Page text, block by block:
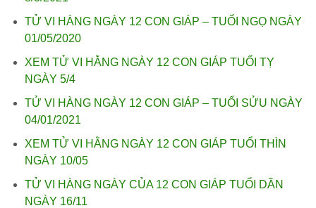
TỬ VI HÀNG NGÀY 12 CON GIÁP – TUỔI NGỌ NGÀY
01/05/2020
XEM TỬ VI HẰNG NGÀY 12 CON GIÁP TUỔI TỴ
NGÀY 5/4
TỬ VI HÀNG NGÀY 12 CON GIÁP – TUỔI SỬU NGÀY
04/01/2021
XEM TỬ VI HẰNG NGÀY 12 CON GIÁP TUỔI THÌN
NGÀY 10/05
TỬ VI HÀNG NGÀY CỦA 12 CON GIÁP TUỔI DẦN
NGÀY 16/11